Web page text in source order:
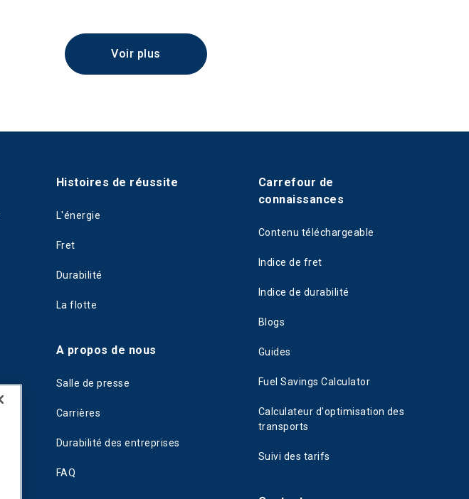
Voir plus
Histoires de réussite
L'énergie
Fret
Durabilité
La flotte
A propos de nous
Salle de presse
Carrières
Durabilité des entreprises
FAQ
Carrefour de
connaissances
Contenu téléchargeable
Indice de fret
Indice de durabilité
Blogs
Guides
Fuel Savings Calculator
Calculateur d'optimisation des
transports
Suivi des tarifs